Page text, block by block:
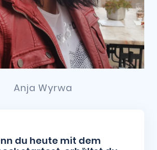
Anja Wyrwa
du heute mit dem